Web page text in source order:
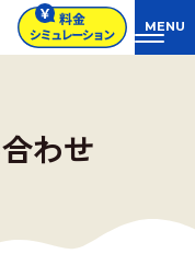
わせ